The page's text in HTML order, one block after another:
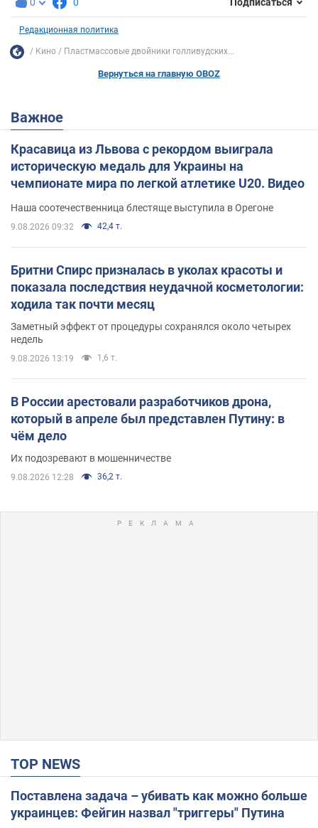
Редакционная политика
Кино Пластмассовые двойники голливудских...
Вернуться на главную OBOZ
Важное
Красавица из Львова с рекордом выиграла
историческую медаль для Украины на
чемпионате мира по легкой атлетике U20. Видео
Наша соотечественница блестяще выступила в Орегоне
9.08.2026 09:32 42,4 т.
Бритни Спирс призналась в уколах красоты и
показала последствия неудачной косметологии:
ходила так почти месяц
Заметный эффект от процедуры сохранялся около четырех
недель
9.08.2026 13:19 1,6 т.
В России арестовали разработчиков дрона,
который в апреле был представлен Путину: в
чём дело
Их подозревают в мошенничестве
9.08.2026 12:28 36,2 т.
TOP NEWS
Поставлена задача – убивать как можно больше
украинцев: Фейгин назвал "триггеры" Путина